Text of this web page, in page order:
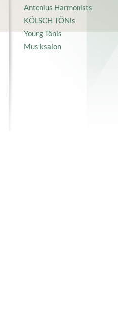
Antonius Harmonists
KÖLSCH TÖNis
Young Tönis
Musiksalon